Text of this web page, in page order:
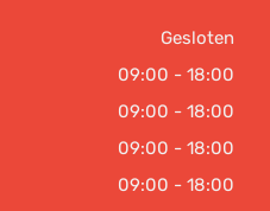
Gesloten
09:00 - 18:00
09:00 - 18:00
09:00 - 18:00
09:00 - 18:00